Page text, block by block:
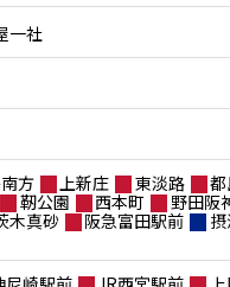
一社
方 上新庄 東淡路
靭公園 西本町 野田阪
木真砂 阪急富田駅前